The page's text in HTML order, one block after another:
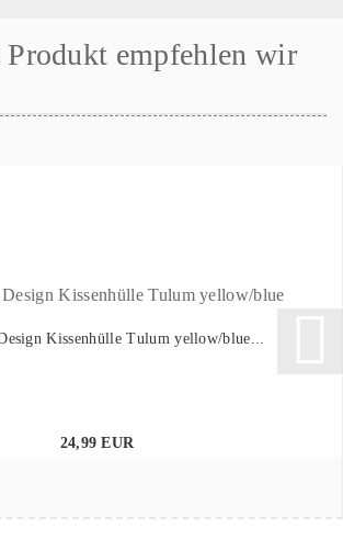
Produkt empfehlen wir
Kissenhülle Tulum yellow/blue...
24,99 EUR